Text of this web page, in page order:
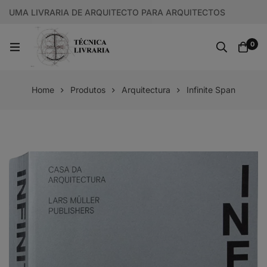
UMA LIVRARIA DE ARQUITECTO PARA ARQUITECTOS
0
Home Produtos Arquitectura Infinite Span